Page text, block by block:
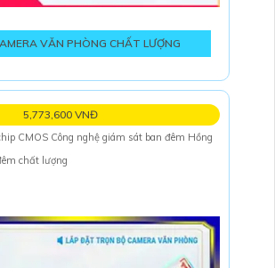
VĂN PHÒNG CHẤT LƯỢNG
5,773,600 VNĐ
CMOS Công nghệ giám sát ban đêm Hồng
chất lượng